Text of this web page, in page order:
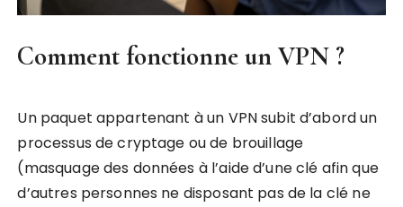
Comment fonctionne un VPN ?
Un paquet appartenant à un VPN subit d’abord un
processus de cryptage ou de brouillage
(masquage des données à l’aide d’une clé afin que
d’autres personnes ne disposant pas de la clé ne